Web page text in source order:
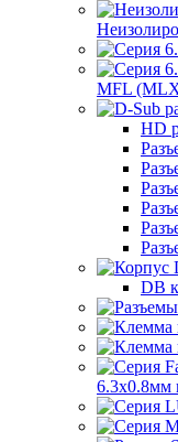
MFL
HD
DB
6.3х0.8мм